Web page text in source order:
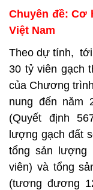
Chuyên đề: Cơ
Việt Nam
Theo dự tính,
30 tỷ viên gạch
của Chương
nung đến năm
(Quyết định
lượng gạch đất
tổng sản
viên) và tổng
(tương đương